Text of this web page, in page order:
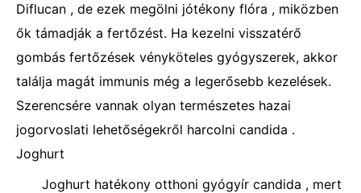
Diflucan , de ezek megölni jótékony flóra , miközben
ők támadják a fertőzést. Ha kezelni visszatérő
gombás fertőzések vényköteles gyógyszerek, akkor
találja magát immunis még a legerősebb kezelések.
Szerencsére vannak olyan természetes hazai
jogorvoslati lehetőségekről harcolni candida .
Joghurt
Joghurt hatékony otthoni gyógyír candida , mert